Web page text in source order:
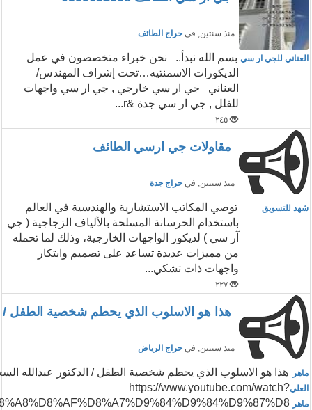
منذ سنتين, في حراج الطائف
العناني للجي ار سي بسم الله نبدأ.. نحن خبراء متخصصون في عمل
الديكورات الاسمنتيه…تحت إشراف المهندس/
العناني جي ار سي خارجي , جي ار سي واجهات
للفلل , جي ار سي جدة ‏‏‏‏&r...
٢٤٥
مقاولات جي ارسي الطائف
منذ سنتين, في حراج جدة
شهد للتسويق
توصي المكاتب الاستشارية والهندسية في العالم
باستخدام الخرسانة المسلحة بالألياف الزجاجية ( جي
آر سي ) لديكور الواجهات الخارجية، وذلك لما تحمله
من مميزات عديدة تساعد على تصميم وابتكار
واجهات ذات تشكي...
٢٢٧
هذا هو الاسلوب الذي يحطم شخصية الطفل /
منذ سنتين, في حراج الرياض
ماهر
العلي
ماهر
هذا هو الاسلوب الذي يحطم شخصية الطفل / الدكتور عبدالله
https://www.youtube.com/watch?